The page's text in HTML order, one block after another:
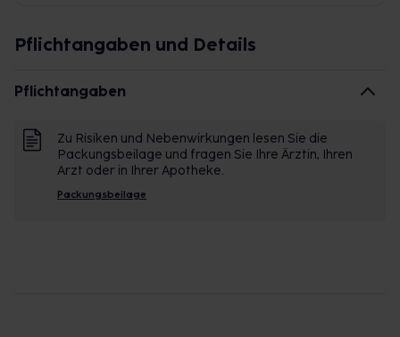
Pflichtangaben und Details
Pflichtangaben
Zu Risiken und Nebenwirkungen lesen Sie die
Packungsbeilage und fragen Sie Ihre Ärztin, Ihren
Arzt oder in Ihrer Apotheke.
Packungsbeilage